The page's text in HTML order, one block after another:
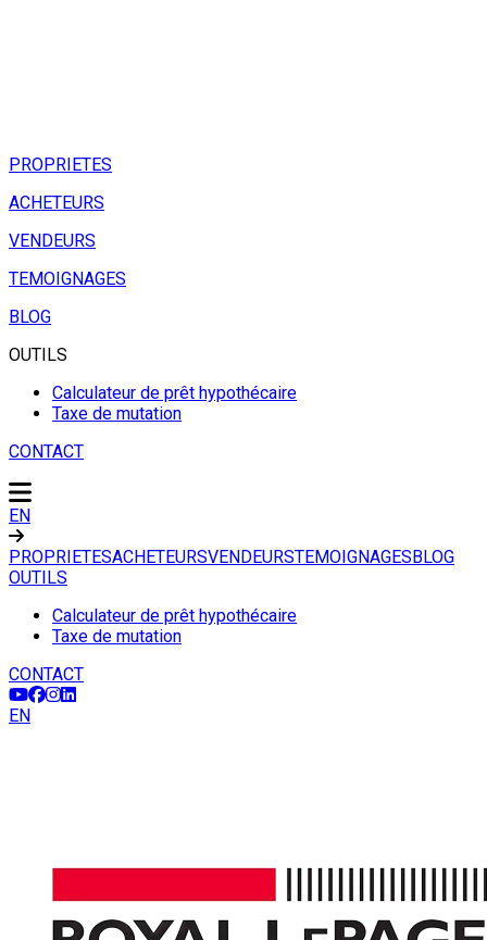
PROPRIETES
ACHETEURS
VENDEURS
TEMOIGNAGES
BLOG
OUTILS
Calculateur de prêt hypothécaire
Taxe de mutation
CONTACT
EN
PROPRIETESACHETEURSVENDEURSTEMOIGNAGESBLOG
OUTILS
Calculateur de prêt hypothécaire
Taxe de mutation
CONTACT
EN